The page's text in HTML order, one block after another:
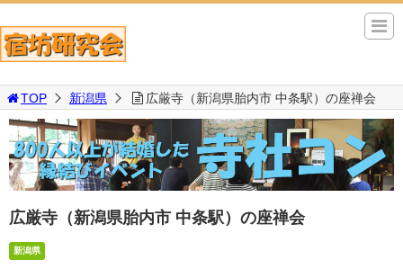
TOP 新潟県 広厳寺（新潟県胎内市 中条駅）の座禅会
広厳寺（新潟県胎内市 中条駅）の座禅会
新潟県